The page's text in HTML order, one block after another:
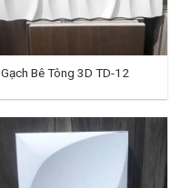
Gạch Bê Tông 3D TD-12